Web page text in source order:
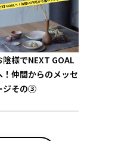
陰様でNEXT GOAL
！仲間からのメッセ
ジその③